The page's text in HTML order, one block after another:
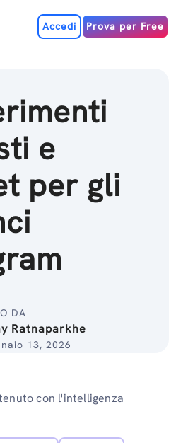
Accedi Prova per Free
e
per gli
DA
Ratnaparkhe
13, 2026
con l'intelligenza